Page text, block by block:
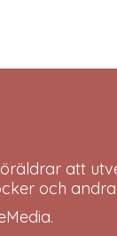
att
och
.